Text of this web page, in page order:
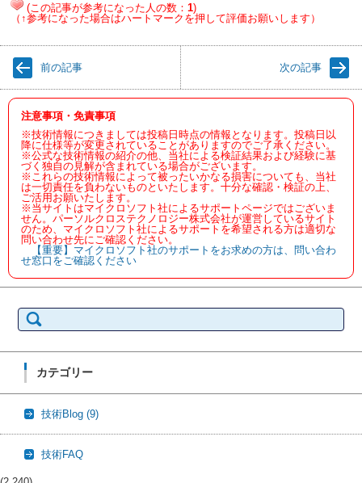
(この記事が参考になった人の数： 1)
（↑参考になった場合はハートマークを押して評価お願いします）
前の記事 次の記事
注意事項・免責事項
※技術情報につきましては投稿日時点の情報となります。投稿日以
降に仕様等が変更されていることがありますのでご了承ください。
※公式な技術情報の紹介の他、当社による検証結果および経験に基
づく独自の見解が含まれている場合がございます。
※これらの技術情報によって被ったいかなる損害についても、当社
は一切責任を負わないものといたします。十分な確認・検証の上、
ご活用お願いたします。
※当サイトはマイクロソフト社によるサポートページではございま
せん。パーソルクロステクノロジー株式会社が運営しているサイト
のため、マイクロソフト社によるサポートを希望される方は適切な
問い合わせ先にご確認ください。
【重要】マイクロソフト社のサポートをお求めの方は、問い合わ
せ窓口をご確認ください
索:
カテゴリー
技術Blog (9)
技術FAQ